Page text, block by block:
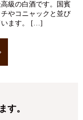
級の白酒です。国賓
やコニャックと並び
います。 […]
す。